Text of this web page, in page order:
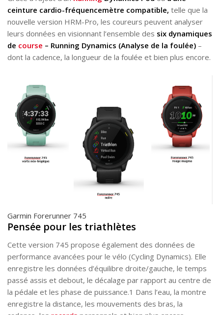
ceinture cardio-fréquencemètre compatible, telle que la
nouvelle version HRM-Pro, les coureurs peuvent analyser
leurs données en visionnant l’ensemble des six dynamiques
de course – Running Dynamics (Analyse de la foulée) –
dont la cadence, la longueur de la foulée et bien plus encore.
Garmin Forerunner 745
Pensée pour les triathlètes
Cette version 745 propose également des données de
performance avancées pour le vélo (Cycling Dynamics). Elle
enregistre les données d’équilibre droite/gauche, le temps
passé assis et debout, le décalage par rapport au centre de
la pédale et les phase de puissance.1 Dans l’eau, la montre
enregistre la distance, les mouvements des bras, la